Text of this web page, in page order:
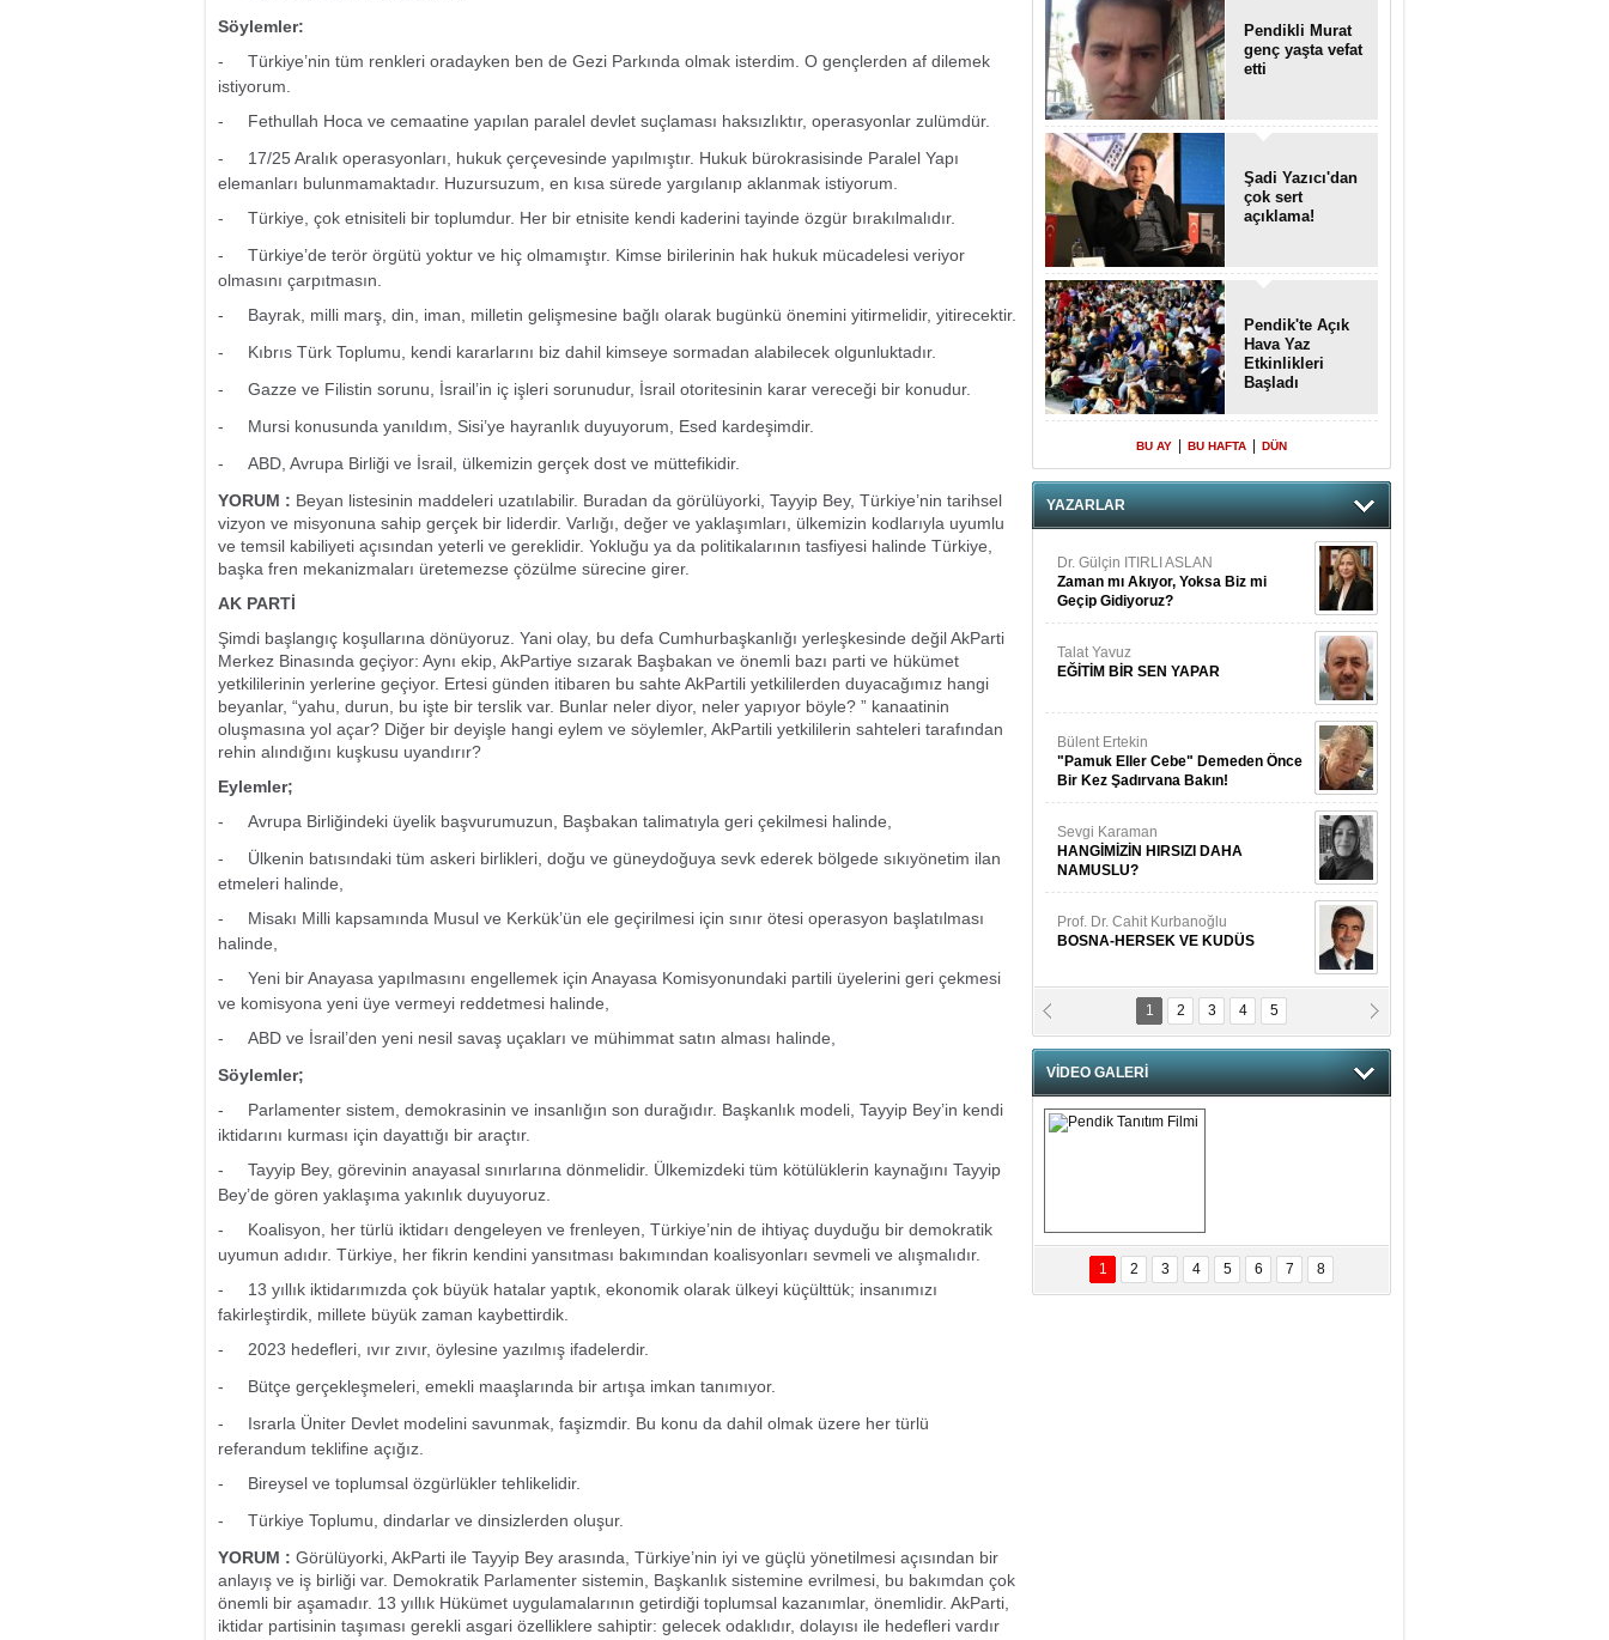
Söylemler:
-
Türkiye’nin tüm renkleri oradayken ben de Gezi Parkında olmak isterdim. O gençlerden af dilemek
istiyorum.
-
Fethullah Hoca ve cemaatine yapılan paralel devlet suçlaması haksızlıktır, operasyonlar zulümdür.
-
17/25 Aralık operasyonları, hukuk çerçevesinde yapılmıştır. Hukuk bürokrasisinde Paralel Yapı
elemanları bulunmamaktadır. Huzursuzum, en kısa sürede yargılanıp aklanmak istiyorum.
-
Türkiye, çok etnisiteli bir toplumdur. Her bir etnisite kendi kaderini tayinde özgür bırakılmalıdır.
-
Türkiye’de terör örgütü yoktur ve hiç olmamıştır. Kimse birilerinin hak hukuk mücadelesi veriyor
olmasını çarpıtmasın.
-
Bayrak, milli marş, din, iman, milletin gelişmesine bağlı olarak bugünkü önemini yitirmelidir, yitirecektir.
-
Kıbrıs Türk Toplumu, kendi kararlarını biz dahil kimseye sormadan alabilecek olgunluktadır.
-
Gazze ve Filistin sorunu, İsrail’in iç işleri sorunudur, İsrail otoritesinin karar vereceği bir konudur.
-
Mursi konusunda yanıldım, Sisi’ye hayranlık duyuyorum, Esed kardeşimdir.
-
ABD, Avrupa Birliği ve İsrail, ülkemizin gerçek dost ve müttefikidir.
YORUM : Beyan listesinin maddeleri uzatılabilir. Buradan da görülüyorki, Tayyip Bey, Türkiye’nin tarihsel
vizyon ve misyonuna sahip gerçek bir liderdir. Varlığı, değer ve yaklaşımları, ülkemizin kodlarıyla uyumlu
ve temsil kabiliyeti açısından yeterli ve gereklidir. Yokluğu ya da politikalarının tasfiyesi halinde Türkiye,
başka fren mekanizmaları üretemezse çözülme sürecine girer.
AK PARTİ
Şimdi başlangıç koşullarına dönüyoruz. Yani olay, bu defa Cumhurbaşkanlığı yerleşkesinde değil AkParti
Merkez Binasında geçiyor: Aynı ekip, AkPartiye sızarak Başbakan ve önemli bazı parti ve hükümet
yetkililerinin yerlerine geçiyor. Ertesi günden itibaren bu sahte AkPartili yetkililerden duyacağımız hangi
beyanlar, “yahu, durun, bu işte bir terslik var. Bunlar neler diyor, neler yapıyor böyle? ” kanaatinin
oluşmasına yol açar? Diğer bir deyişle hangi eylem ve söylemler, AkPartili yetkililerin sahteleri tarafından
rehin alındığını kuşkusu uyandırır?
Eylemler;
-
Avrupa Birliğindeki üyelik başvurumuzun, Başbakan talimatıyla geri çekilmesi halinde,
-
Ülkenin batısındaki tüm askeri birlikleri, doğu ve güneydoğuya sevk ederek bölgede sıkıyönetim ilan
etmeleri halinde,
-
Misakı Milli kapsamında Musul ve Kerkük’ün ele geçirilmesi için sınır ötesi operasyon başlatılması
halinde,
-
Yeni bir Anayasa yapılmasını engellemek için Anayasa Komisyonundaki partili üyelerini geri çekmesi
ve komisyona yeni üye vermeyi reddetmesi halinde,
-
ABD ve İsrail’den yeni nesil savaş uçakları ve mühimmat satın alması halinde,
Söylemler;
-
Parlamenter sistem, demokrasinin ve insanlığın son durağıdır. Başkanlık modeli, Tayyip Bey’in kendi
iktidarını kurması için dayattığı bir araçtır.
-
Tayyip Bey, görevinin anayasal sınırlarına dönmelidir. Ülkemizdeki tüm kötülüklerin kaynağını Tayyip
Bey’de gören yaklaşıma yakınlık duyuyoruz.
-
Koalisyon, her türlü iktidarı dengeleyen ve frenleyen, Türkiye’nin de ihtiyaç duyduğu bir demokratik
uyumun adıdır. Türkiye, her fikrin kendini yansıtması bakımından koalisyonları sevmeli ve alışmalıdır.
-
13 yıllık iktidarımızda çok büyük hatalar yaptık, ekonomik olarak ülkeyi küçülttük; insanımızı
fakirleştirdik, millete büyük zaman kaybettirdik.
-
2023 hedefleri, ıvır zıvır, öylesine yazılmış ifadelerdir.
-
Bütçe gerçekleşmeleri, emekli maaşlarında bir artışa imkan tanımıyor.
-
Israrla Üniter Devlet modelini savunmak, faşizmdir. Bu konu da dahil olmak üzere her türlü
referandum teklifine açığız.
-
Bireysel ve toplumsal özgürlükler tehlikelidir.
-
Türkiye Toplumu, dindarlar ve dinsizlerden oluşur.
YORUM : Görülüyorki, AkParti ile Tayyip Bey arasında, Türkiye’nin iyi ve güçlü yönetilmesi açısından bir
anlayış ve iş birliği var. Demokratik Parlamenter sistemin, Başkanlık sistemine evrilmesi, bu bakımdan çok
önemli bir aşamadır. 13 yıllık Hükümet uygulamalarının getirdiği toplumsal kazanımlar, önemlidir. AkParti,
iktidar partisinin taşıması gerekli asgari özelliklere sahiptir: gelecek odaklıdır, dolayısı ile hedefleri vardır
Pendikli Murat
genç yaşta vefat
etti
Şadi Yazıcı'dan
çok sert
açıklama!
Pendik'te Açık
Hava Yaz
Etkinlikleri
Başladı
BU AY BU HAFTA DÜN
YAZARLAR
Dr. Gülçin ITIRLI ASLAN
Zaman mı Akıyor, Yoksa Biz mi
Geçip Gidiyoruz?
Talat Yavuz
EĞİTİM BİR SEN YAPAR
Bülent Ertekin
"Pamuk Eller Cebe" Demeden Önce
Bir Kez Şadırvana Bakın!
Sevgi Karaman
HANGİMİZİN HIRSIZI DAHA
NAMUSLU?
Prof. Dr. Cahit Kurbanoğlu
BOSNA-HERSEK VE KUDÜS
Fatma Saçak Akbulut
Fatma Daştan
Meftun Olmak
KAFAYI!
Abbas Levent Ertekin
Sanal Medyanın Dijital Savaş Alanı
1 2 3 4 5
VİDEO GALERİ
Pendik Tanıtım
Filmi
1 2 3 4 5 6 7 8